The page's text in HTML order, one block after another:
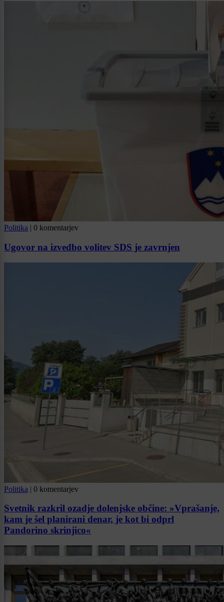
Politika | 0 komentarjev
Ugovor na izvedbo volitev SDS je zavrnjen
Politika | 0 komentarjev
Svetnik razkril ozadje dolenjske občine: »Vprašanje,
kam je šel planirani denar, je kot bi odprl
Pandorino skrinjico«